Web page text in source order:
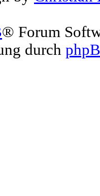
® Forum
durch